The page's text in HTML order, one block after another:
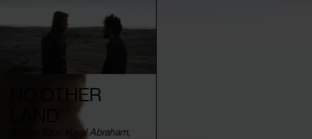
NO OTHER
Rachel Szor, Yuval Abraham,